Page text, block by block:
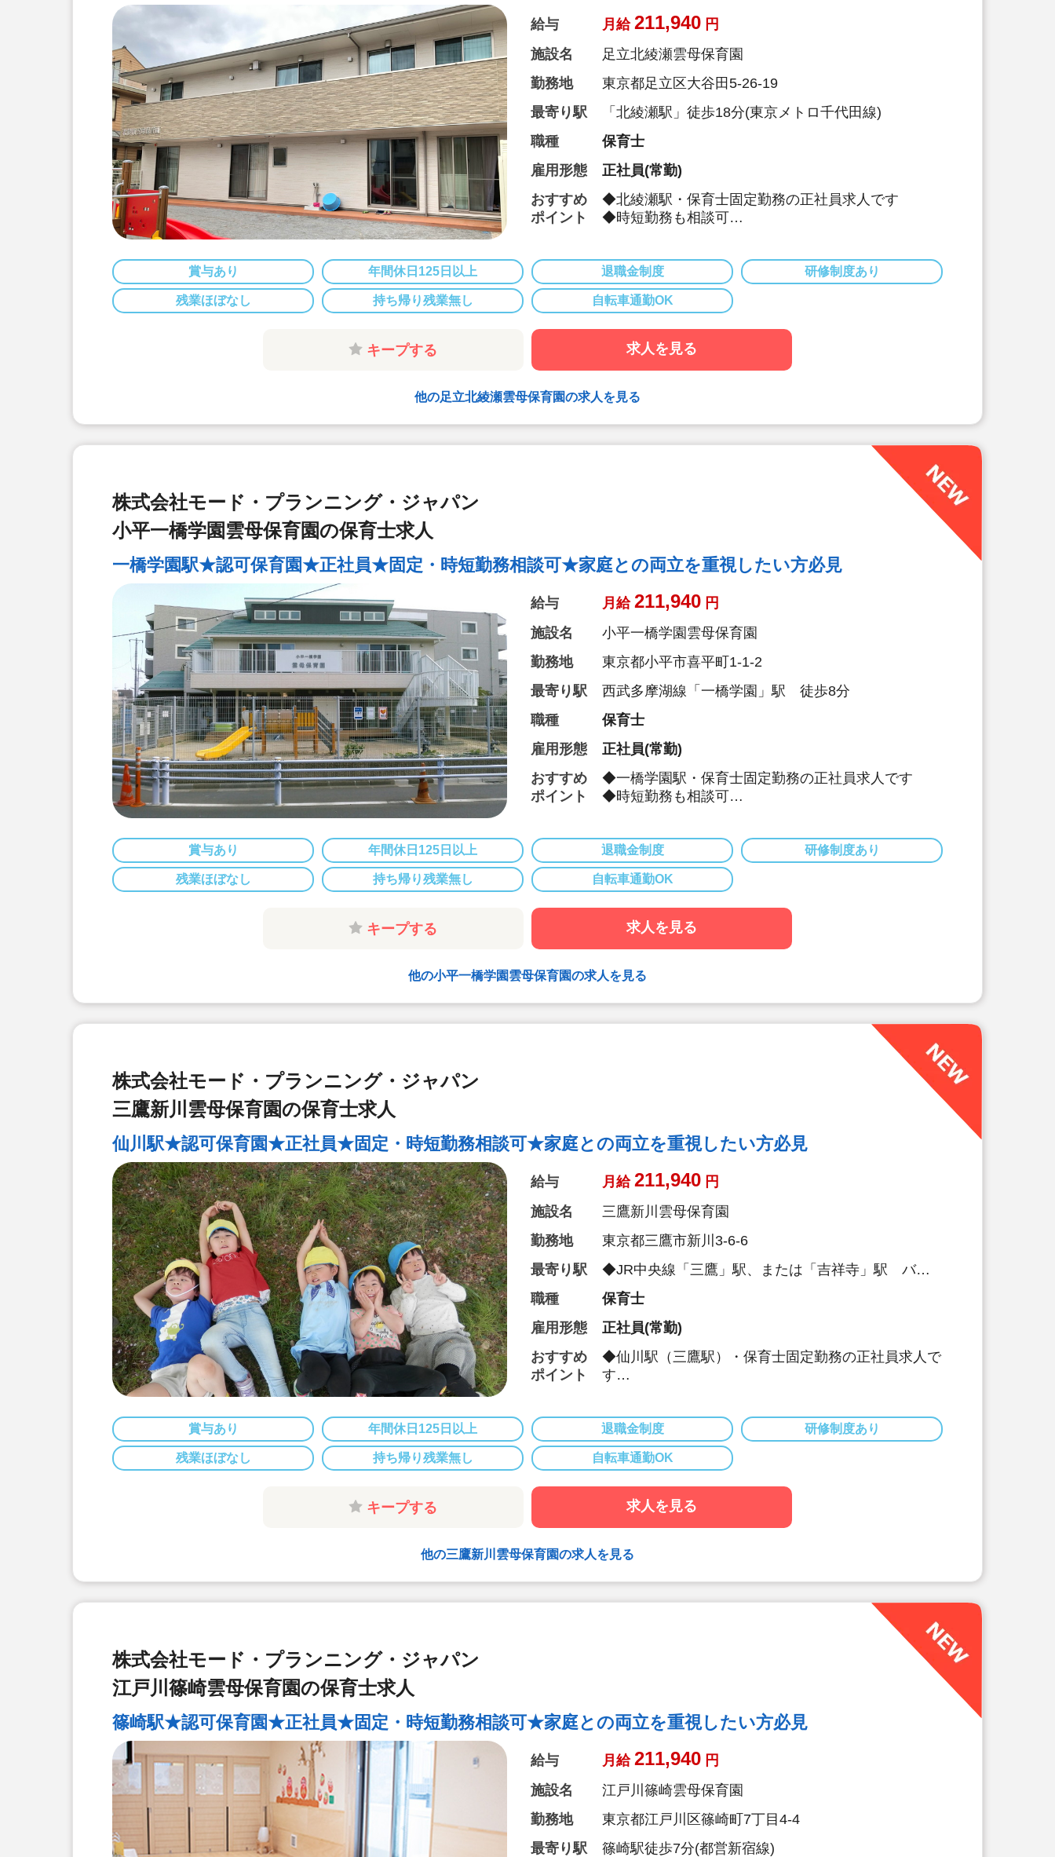
給与 月給 211,940 円
施設名
足立北綾瀬雲母保育園
勤務地
東京都足立区大谷田5-26-19
最寄り駅
「北綾瀬駅」徒歩18分(東京メトロ千代田線)
職種
保育士
雇用形態
正社員(常勤)
おすすめ
ポイント
◆北綾瀬駅・保育士固定勤務の正社員求人です
◆時短勤務も相談可
◆雲母保育園は60名以下のコンパクトなサイズの園
になります
◆家庭や趣味などと両立可能な働き方
◆行事のための保育ではなく子どもたちのための保育
に取り組めます
◆日々の保育を大切に楽しくお仕事出来ます（行事準
◆ピアノが弾けなくてOKです。（得意分野を活かし
◆保育経験がない、ブランクがある方も安心です。
◆ベネフィットステーション（飲食店,宿泊・レジャ
とリフレッシュ休暇が出ます）
◆退職金制度あり
◆職員同士の協力を大切にしています！保育経験がな
い、ブランクが有る方もOK（先輩スタッフがサポー
トします！）
賞与あり 年間休日125日以上 退職金制度 研修制度あり
残業ほぼなし 持ち帰り残業無し 自転車通勤OK
キープする 求人を見る
他の足立北綾瀬雲母保育園の求人を見る
株式会社モード・プランニング・ジャパン
小平一橋学園雲母保育園の保育士求人
一橋学園駅★認可保育園★正社員★固定・時短勤務相談可★家庭との両立を重視したい方必見
給与 月給 211,940 円
施設名
小平一橋学園雲母保育園
勤務地
東京都小平市喜平町1-1-2
最寄り駅
西武多摩湖線「一橋学園」駅 徒歩8分
職種
保育士
雇用形態
正社員(常勤)
おすすめ
ポイント
◆一橋学園駅・保育士固定勤務の正社員求人です
◆時短勤務も相談可
◆雲母保育園は60名以下のコンパクトなサイズの園
になります
◆家庭や趣味などと両立可能な働き方
◆行事のための保育ではなく子どもたちのための保育
に取り組めます
◆日々の保育を大切に楽しくお仕事出来ます（行事準
◆ピアノが弾けなくてOKです。（得意分野を活かし
◆保育経験がない、ブランクがある方も安心です。
◆ベネフィットステーション（飲食店,宿泊・レジャ
とリフレッシュ休暇が出ます）
◆退職金制度あり
◆職員同士の協力を大切にしています！保育経験がな
い、ブランクが有る方もOK（先輩スタッフがサポー
トします！）
賞与あり 年間休日125日以上 退職金制度 研修制度あり
残業ほぼなし 持ち帰り残業無し 自転車通勤OK
キープする 求人を見る
他の小平一橋学園雲母保育園の求人を見る
株式会社モード・プランニング・ジャパン
三鷹新川雲母保育園の保育士求人
仙川駅★認可保育園★正社員★固定・時短勤務相談可★家庭との両立を重視したい方必見
給与 月給 211,940 円
施設名
三鷹新川雲母保育園
勤務地
東京都三鷹市新川3-6-6
最寄り駅
◆JR中央線「三鷹」駅、または「吉祥寺」駅 バス
15分
職種
保育士
雇用形態
正社員(常勤)
おすすめ
ポイント
◆仙川駅（三鷹駅）・保育士固定勤務の正社員求人で
す
で9連休）も取得可能です♪
◆雲母保育園は60名以下のコンパクトなサイズの園
になります
◆家庭や趣味などと両立可能な働き方
◆行事のための保育ではなく子どもたちのための保育
備・書き物類軽減されています）
◆保育以外の業務量が不安な方も安心です。（ICTシ
◆保育経験がない、ブランクがある方も安心です。
◆永年勤続表彰（勤続10年を迎える正社員に、賞与
とリフレッシュ休暇が出ます）
◆退職金制度あり
◆職員同士の協力を大切にしています！保育経験がな
い、ブランクが有る方もOK（先輩スタッフがサポー
トします！）
賞与あり 年間休日125日以上 退職金制度 研修制度あり
残業ほぼなし 持ち帰り残業無し 自転車通勤OK
キープする 求人を見る
他の三鷹新川雲母保育園の求人を見る
株式会社モード・プランニング・ジャパン
江戸川篠崎雲母保育園の保育士求人
篠崎駅★認可保育園★正社員★固定・時短勤務相談可★家庭との両立を重視したい方必見
給与 月給 211,940 円
施設名
江戸川篠崎雲母保育園
勤務地
東京都江戸川区篠崎町7丁目4-4
最寄り駅
篠崎駅徒歩7分(都営新宿線)